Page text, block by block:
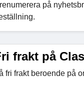
på
frakt på
fri frakt beroende på